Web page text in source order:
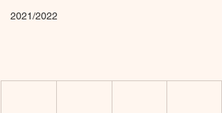
2021/2022